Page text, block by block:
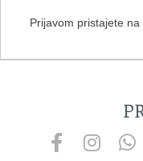
Prijavom pristajete na